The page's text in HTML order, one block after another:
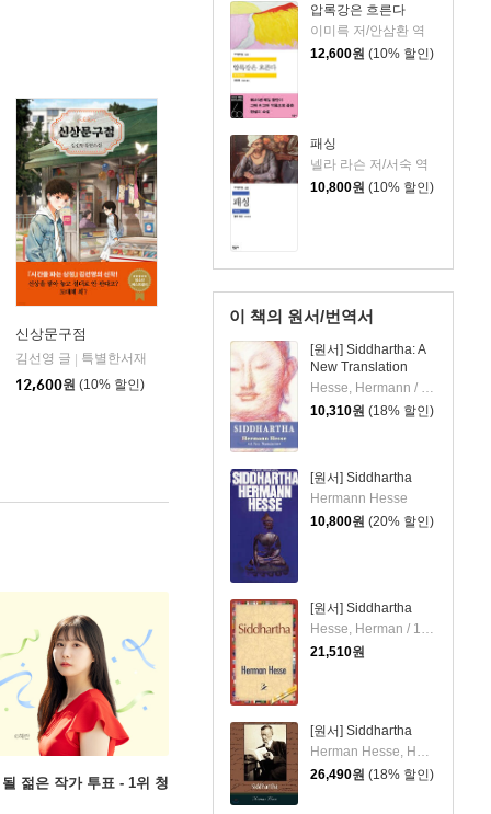
압록강은 흐른다
이미륵 저/안삼환 역
12,600원 (10% 할인)
패싱
넬라 라슨 저/서숙 역
10,800원 (10% 할인)
이 책의 원서/번역서
[원서] Siddhartha: A
New Translation
Hesse, Hermann / Kohn
10,310원 (18% 할인)
[원서] Siddhartha
Hermann Hesse
10,800원 (20% 할인)
[원서] Siddhartha
Hesse, Herman / 1st World Publishing
21,510원
[원서] Siddhartha
26,490원 (18% 할인)
신상문구점
김선영 글
특별한서재
12,600원 (10% 할인)
젊은 작가 투표 - 1위 청